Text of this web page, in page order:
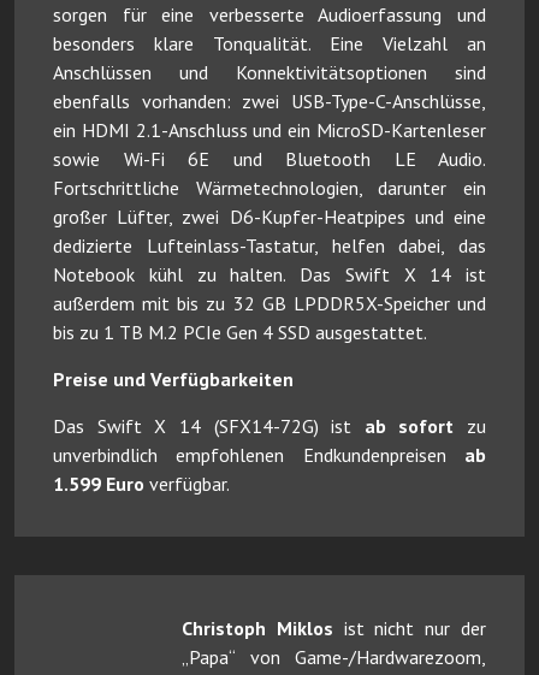
sorgen für eine verbesserte Audioerfassung und
besonders klare Tonqualität. Eine Vielzahl an
Anschlüssen und Konnektivitätsoptionen sind
ebenfalls vorhanden: zwei USB-Type-C-Anschlüsse,
ein HDMI 2.1-Anschluss und ein MicroSD-Kartenleser
sowie Wi-Fi 6E und Bluetooth LE Audio.
Fortschrittliche Wärmetechnologien, darunter ein
großer Lüfter, zwei D6-Kupfer-Heatpipes und eine
dedizierte Lufteinlass-Tastatur, helfen dabei, das
Notebook kühl zu halten. Das Swift X 14 ist
außerdem mit bis zu 32 GB LPDDR5X-Speicher und
bis zu 1 TB M.2 PCIe Gen 4 SSD ausgestattet.
Preise und Verfügbarkeiten
Das Swift X 14 (SFX14-72G) ist ab sofort zu
unverbindlich empfohlenen Endkundenpreisen ab
1.599 Euro verfügbar.
Christoph Miklos ist nicht nur der
„Papa“ von Game-/Hardwarezoom,